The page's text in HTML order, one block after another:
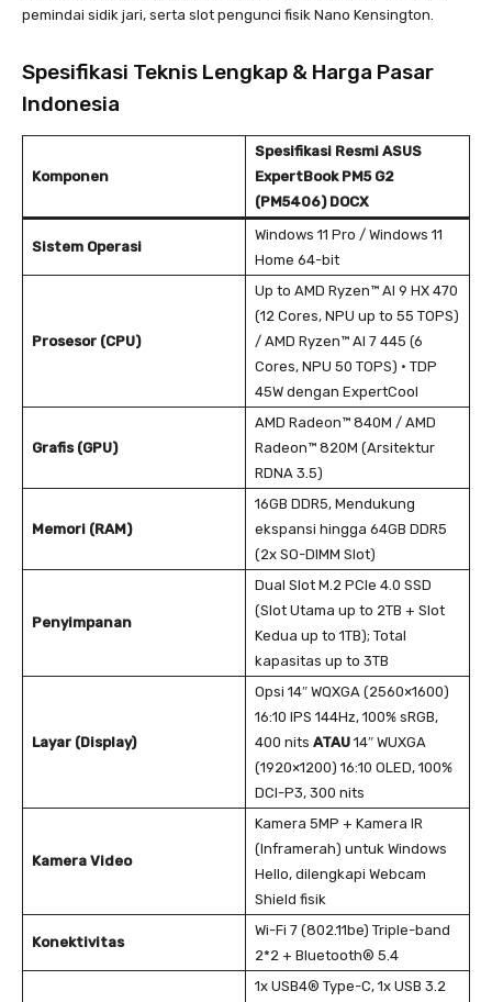
pemindai sidik jari, serta slot pengunci fisik Nano Kensington.
Spesifikasi Teknis Lengkap & Harga Pasar
Indonesia
Komponen
Spesifikasi Resmi ASUS
ExpertBook PM5 G2
(PM5406) DOCX
Sistem Operasi
Windows 11 Pro / Windows 11
Home 64-bit
Prosesor (CPU)
Up to AMD Ryzen™ AI 9 HX 470
(12 Cores, NPU up to 55 TOPS)
/ AMD Ryzen™ AI 7 445 (6
Cores, NPU 50 TOPS) • TDP
45W dengan ExpertCool
Grafis (GPU)
AMD Radeon™ 840M / AMD
Radeon™ 820M (Arsitektur
RDNA 3.5)
Memori (RAM)
16GB DDR5, Mendukung
ekspansi hingga 64GB DDR5
(2x SO-DIMM Slot)
Penyimpanan
Dual Slot M.2 PCIe 4.0 SSD
(Slot Utama up to 2TB + Slot
Kedua up to 1TB); Total
kapasitas up to 3TB
Layar (Display)
Opsi 14″ WQXGA (2560×1600)
16:10 IPS 144Hz, 100% sRGB,
400 nits ATAU 14″ WUXGA
(1920×1200) 16:10 OLED, 100%
DCI-P3, 300 nits
Kamera Video
Kamera 5MP + Kamera IR
(Inframerah) untuk Windows
Hello, dilengkapi Webcam
Shield fisik
Konektivitas
Wi-Fi 7 (802.11be) Triple-band
2*2 + Bluetooth® 5.4
1x USB4® Type-C, 1x USB 3.2